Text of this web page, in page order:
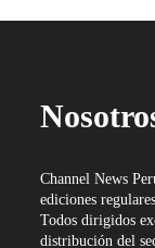
Channel News
ediciones
Todos dirigidos
distribución del